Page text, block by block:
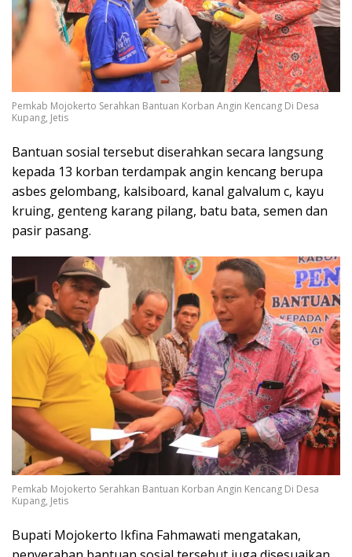
Pemkab Mojokerto Serahkan Bantuan Korban Angin Kencang Di Desa
Kupang, Jetis
Bantuan sosial tersebut diserahkan secara langsung
kepada 13 korban terdampak angin kencang berupa
asbes gelombang, kalsiboard, kanal galvalum c, kayu
kruing, genteng karang pilang, batu bata, semen dan
pasir pasang.
Pemkab Mojokerto Serahkan Bantuan Korban Angin Kencang Di Desa
Kupang, Jetis
Bupati Mojokerto Ikfina Fahmawati mengatakan,